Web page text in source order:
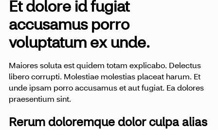
Et dolore id fugiat
accusamus porro
voluptatum ex unde.
Maiores soluta est quidem totam explicabo. Delectus
libero corrupti. Molestiae molestias placeat harum. Et
unde ipsam porro accusamus et aut fugiat. Ea dolores
praesentium sint.
Rerum doloremque dolor culpa alias